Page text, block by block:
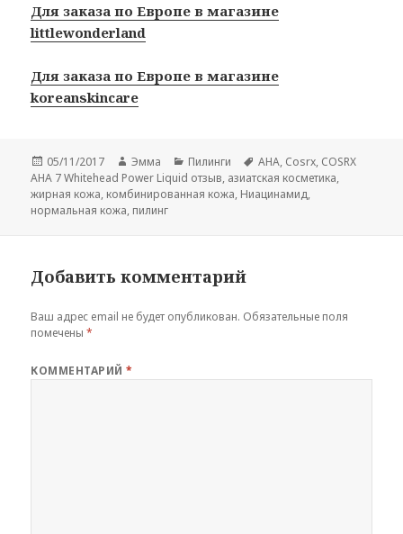
Для заказа по Европе в магазине
littlewonderland
Для заказа по Европе в магазине
koreanskincare
Опубликовано
05/11/2017 Автор
Эмма Рубрики
Пилинги Метки
AHA, Cosrx, COSRX
AHA 7 Whitehead Power Liquid отзыв, азиатская косметика,
жирная кожа, комбинированная кожа, Ниацинамид,
нормальная кожа, пилинг
Добавить комментарий
Ваш адрес email не будет опубликован. Обязательные поля
помечены*
КОММЕНТАРИЙ*